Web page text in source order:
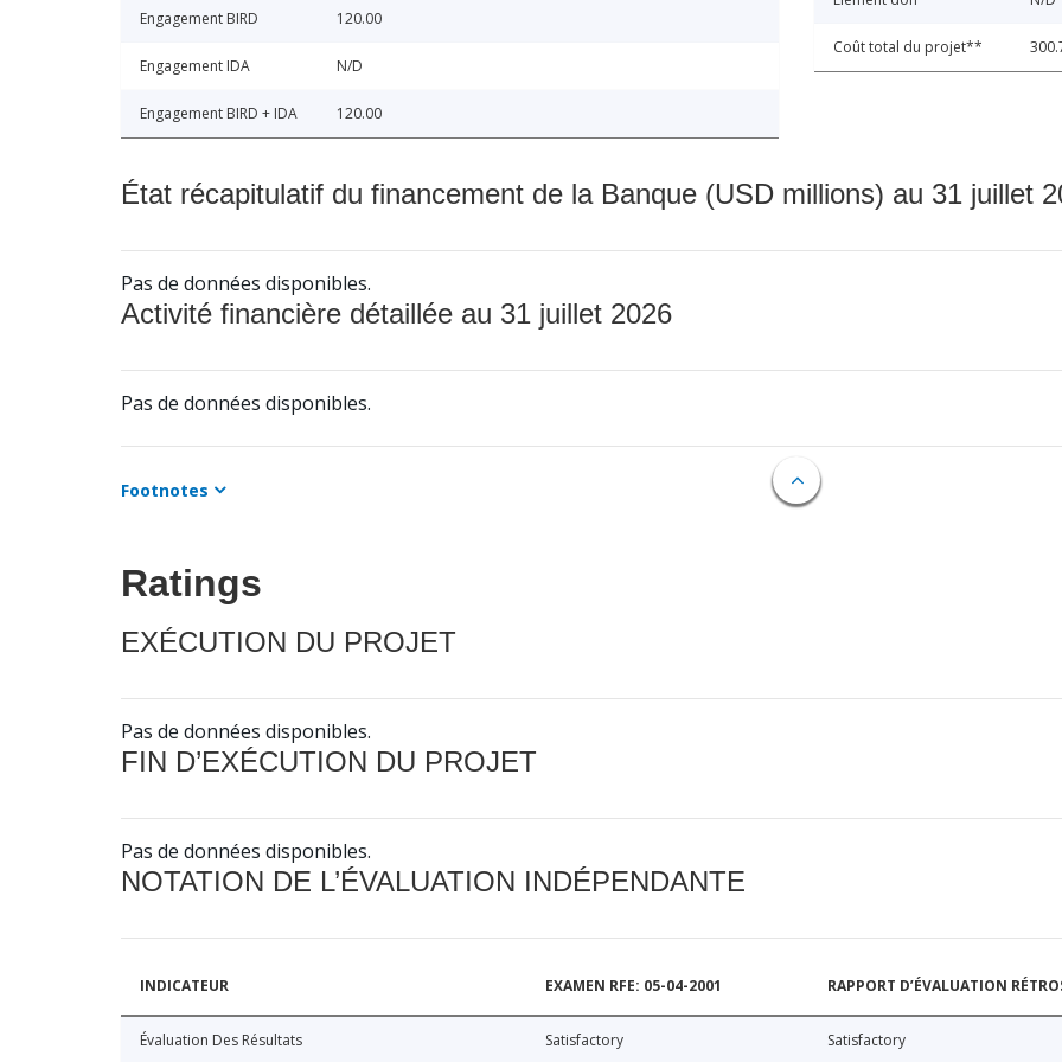
Engagement BIRD 120.00
Engagement IDA N/D
Engagement BIRD + IDA 120.00
Coût total du projet**
État récapitulatif du financement de la Banque (USD millions) au 31 juillet
Pas de données disponibles.
Activité financière détaillée au 31 juillet 2026
Pas de données disponibles.
Footnotes
Ratings
EXÉCUTION DU PROJET
Pas de données disponibles.
FIN D’EXÉCUTION DU PROJET
Pas de données disponibles.
NOTATION DE L’ÉVALUATION INDÉPENDANTE
INDICATEUR EXAMEN RFE: 05-04-2001 RAPPORT D’ÉVALUATION
Évaluation Des Résultats Satisfactory Satisfactory